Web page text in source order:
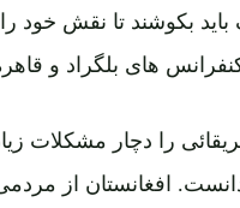
بکوشند تا نقش خود را
های بلگراد و
را دچار مشکلات
افغانستان از